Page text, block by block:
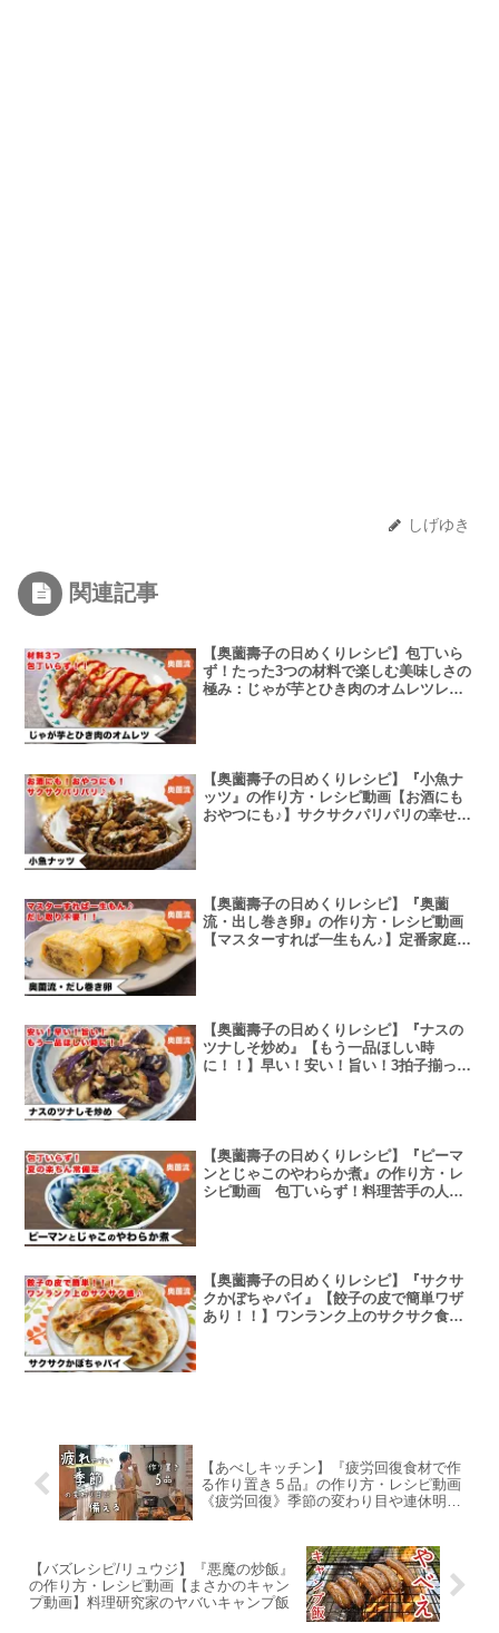
しげゆき
関連記事
【奥薗壽子の日めくりレシピ】包丁いら
ず！たった3つの材料で楽しむ美味しさの
極み：じゃが芋とひき肉のオムレツレシ
【奥薗壽子の日めくりレシピ】『小魚ナ
ッツ』の作り方・レシピ動画【お酒にも
おやつにも♪】サクサクパリパリの幸せ♪
【奥薗壽子の日めくりレシピ】『奥薗
流・出し巻き卵』の作り方・レシピ動画
【マスターすれば一生もん♪】定番家庭料
【奥薗壽子の日めくりレシピ】『ナスの
ツナしそ炒め』【もう一品ほしい時
に！！】早い！安い！旨い！3拍子揃った
【奥薗壽子の日めくりレシピ】『ピーマ
ンとじゃこのやわらか煮』の作り方・レ
シピ動画 包丁いらず！料理苦手の人も
【奥薗壽子の日めくりレシピ】『サクサ
クかぼちゃパイ』【餃子の皮で簡単ワザ
あり！！】ワンランク上のサクサク食感
【あべしキッチン】『疲労回復食材で作
る作り置き５品』の作り方・レシピ動画
《疲労回復》季節の変わり目や連休明け
【バズレシピ/リュウジ】『悪魔の炒飯』
の作り方・レシピ動画【まさかのキャン
プ動画】料理研究家のヤバいキャンプ飯